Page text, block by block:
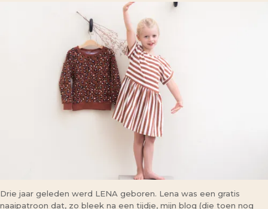
Drie jaar geleden werd LENA geboren. Lena was een gratis
naaipatroon dat, zo bleek na een tijdje, mijn blog (die toen nog